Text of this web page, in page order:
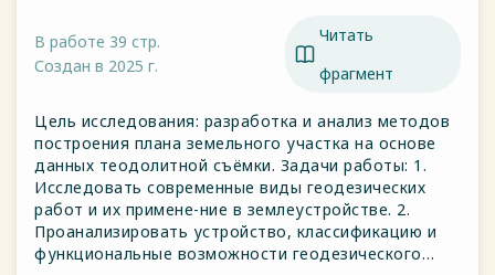
В работе 39 стр.
Создан в 2025 г.
Читать
фрагмент
Цель исследования: разработка и анализ методов
построения плана земельного участка на основе
данных теодолитной съёмки. Задачи работы: 1.
Исследовать современные виды геодезических
работ и их примене-ние в землеустройстве. 2.
Проанализировать устройство, классификацию и
функциональные возможности геодезического